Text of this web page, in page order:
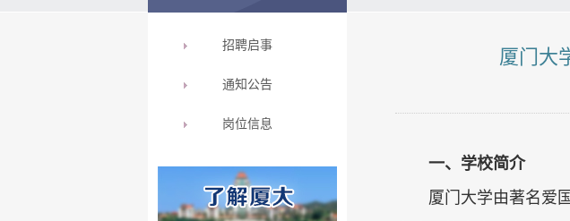
招聘启事
通知公告
岗位信息
厦门大
一、学校简介
厦门大学由著名爱